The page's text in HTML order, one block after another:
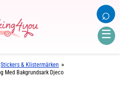
☰
⌕
Stickers & Klistermärken »
Med Bakgrundsark Djeco